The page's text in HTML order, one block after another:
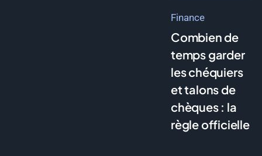
Finance
Combien de
temps garder
les chéquiers
et talons de
chèques : la
règle officielle